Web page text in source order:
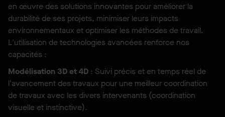
en œuvre des solutions innovantes pour améliorer la
durabilité de ses projets, minimiser leurs impacts
environnementaux et optimiser les méthodes de travail.
L'utilisation de technologies avancées renforce nos
capacités :
Modélisation 3D et 4D : Suivi précis et en temps réel de
l'avancement des travaux pour une meilleur coordination
de travaux avec les divers intervenants (coordination
visuelle et instinctive).